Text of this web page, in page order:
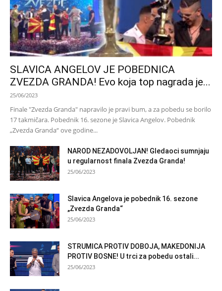
SLAVICA ANGELOV JE POBEDNICA
ZVEZDA GRANDA! Evo koja top nagrada je...
25/06/2023
Finale "Zvezda Granda" napravilo je pravi bum, a za pobedu se borilo
17 takmičara. Pobednik 16. sezone je Slavica Angelov. Pobednik
„Zvezda Granda“ ove godine...
NAROD NEZADOVOLJAN! Gledaoci sumnjaju
u regularnost finala Zvezda Granda!
25/06/2023
Slavica Angelova je pobednik 16. sezone
„Zvezda Granda“
25/06/2023
STRUMICA PROTIV DOBOJA, MAKEDONIJA
PROTIV BOSNE! U trci za pobedu ostali...
25/06/2023